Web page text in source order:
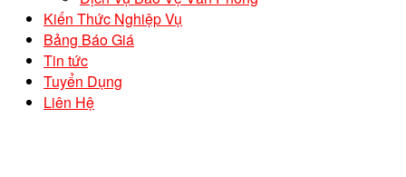
Kiến Thức Nghiệp Vụ
Bảng Báo Giá
Tin tức
Tuyển Dụng
Liên Hệ